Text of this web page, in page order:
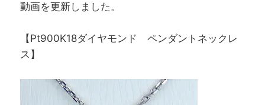
動画を更新しました。
【Pt900K18ダイヤモンド ペンダントネックレ
ス】